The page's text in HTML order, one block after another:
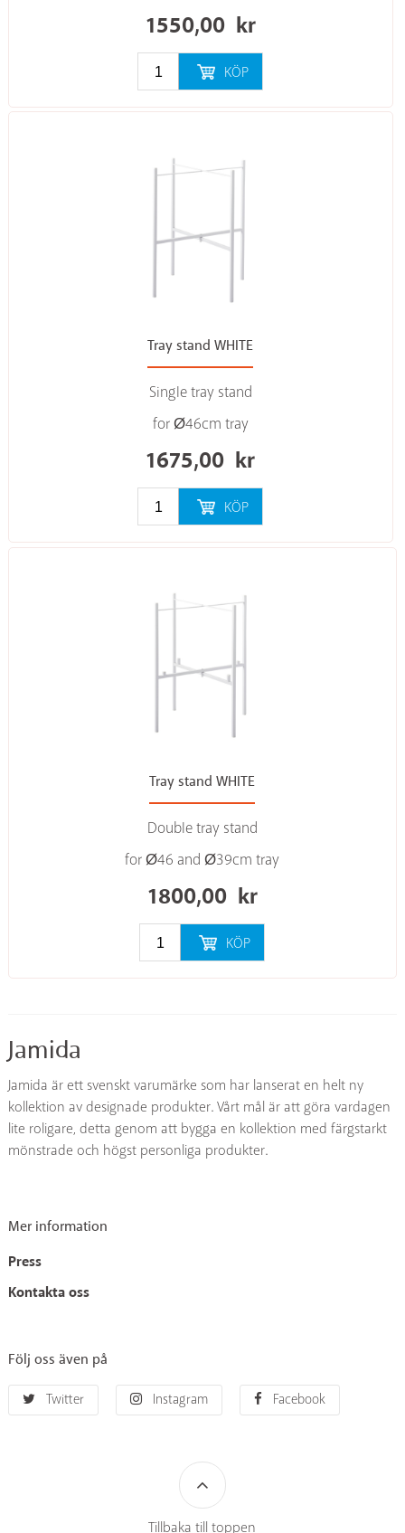
1550,00 kr
KÖP
Tray stand WHITE
Single tray stand
for Ø46cm tray
1675,00 kr
KÖP
Tray stand WHITE
Double tray stand
for Ø46 and Ø39cm tray
1800,00 kr
KÖP
Jamida
Jamida är ett svenskt varumärke som har lanserat en helt ny
kollektion av designade produkter. Vårt mål är att göra vardagen
lite roligare, detta genom att bygga en kollektion med färgstarkt
mönstrade och högst personliga produkter.
Mer information
Press
Kontakta oss
Följ oss även på
Twitter Instagram Facebook
Tillbaka till toppen